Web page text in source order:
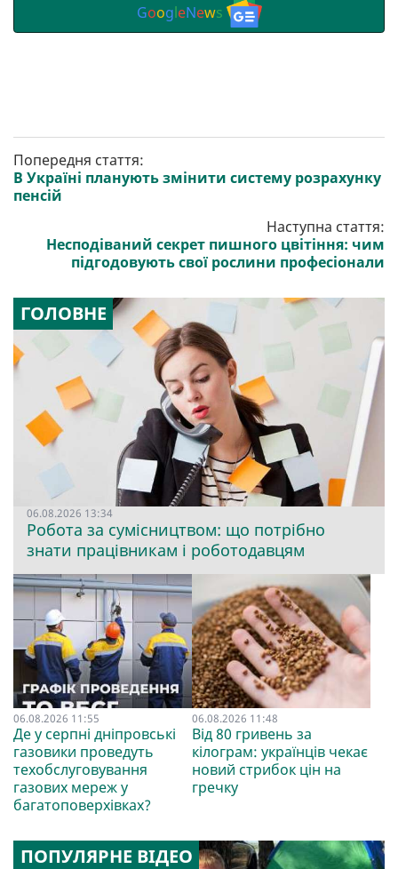
GoogleNews
Попередня стаття:
В Україні планують змінити систему розрахунку
пенсій
Наступна стаття:
Несподіваний секрет пишного цвітіння: чим
підгодовують свої рослини професіонали
ГОЛОВНЕ
06.08.2026 13:34
Робота за сумісництвом: що потрібно
знати працівникам і роботодавцям
06.08.2026 11:55
Де у серпні дніпровські
газовики проведуть
техобслуговування
газових мереж у
багатоповерхівках?
06.08.2026 11:48
Від 80 гривень за
кілограм: українців чекає
новий стрибок цін на
гречку
ПОПУЛЯРНЕ ВІДЕО